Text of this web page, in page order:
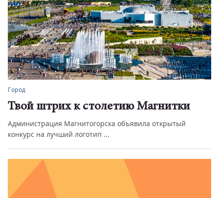
Город
Твой штрих к столетию Магнитки
Администрация Магнитогорска объявила открытый
конкурс на лучший логотип ...